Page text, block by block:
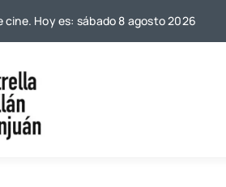
cine. Hoy es: sábado 8 agosto 2026